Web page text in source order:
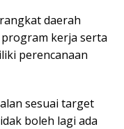
daerah
kerja serta
perencanaan
sesuai target
boleh lagi ada